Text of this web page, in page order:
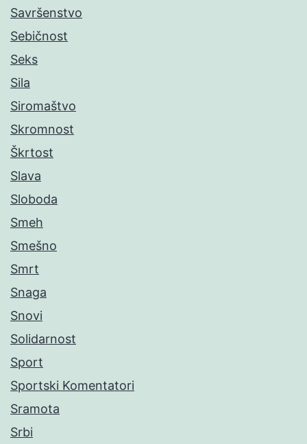
Savršenstvo
Sebičnost
Seks
Sila
Siromaštvo
Skromnost
Škrtost
Slava
Sloboda
Smeh
Smešno
Smrt
Snaga
Snovi
Solidarnost
Sport
Sportski Komentatori
Sramota
Srbi